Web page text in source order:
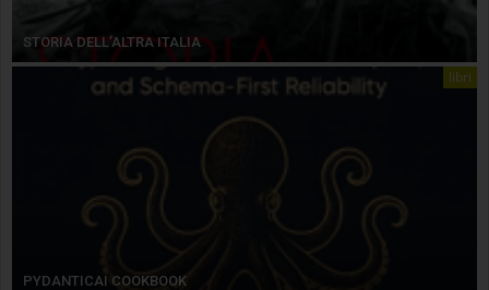
STORIA DELL’ALTRA ITALIA
libri
PYDANTICAI COOKBOOK